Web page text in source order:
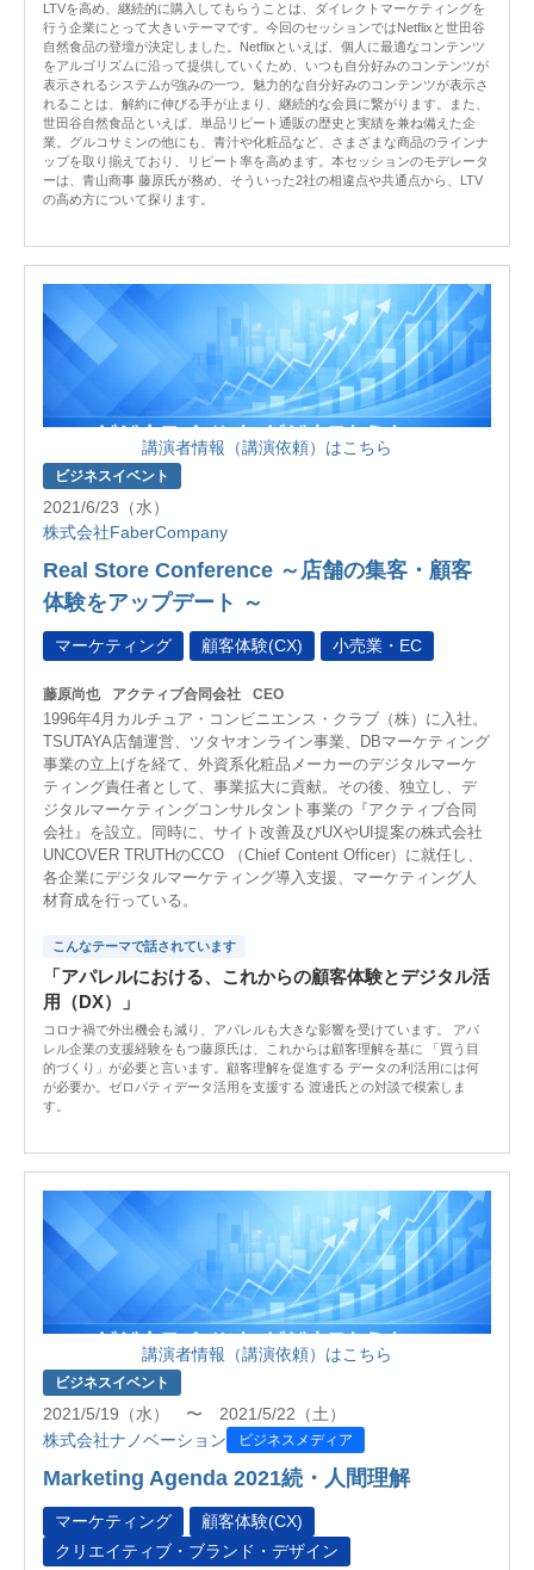
LTVを高め、継続的に購入してもらうことは、ダイレクトマーケティングを
行う企業にとって大きいテーマです。今回のセッションではNetflixと世田谷
自然食品の登壇が決定しました。Netflixといえば、個人に最適なコンテンツ
をアルゴリズムに沿って提供していくため、いつも自分好みのコンテンツが
表示されるシステムが強みの一つ。魅力的な自分好みのコンテンツが表示さ
れることは、解約に伸びる手が止まり、継続的な会員に繋がります。また、
世田谷自然食品といえば、単品リピート通販の歴史と実績を兼ね備えた企
業。グルコサミンの他にも、青汁や化粧品など、さまざまな商品のラインナ
ップを取り揃えており、リピート率を高めます。本セッションのモデレータ
ーは、青山商事 藤原氏が務め、そういった2社の相違点や共通点から、LTV
の高め方について探ります。
講演者情報（講演依頼）はこちら
ビジネスイベント
2021/6/23（水）
株式会社FaberCompany
Real Store Conference ～店舗の集客・顧客
体験をアップデート ～
マーケティング 顧客体験(CX) 小売業・EC
藤原尚也 アクティブ合同会社 CEO
1996年4月カルチュア・コンビニエンス・クラブ（株）に入社。
TSUTAYA店舗運営、ツタヤオンライン事業、DBマーケティング
事業の立上げを経て、外資系化粧品メーカーのデジタルマーケ
ティング責任者として、事業拡大に貢献。その後、独立し、デ
ジタルマーケティングコンサルタント事業の『アクティブ合同
会社』を設立。同時に、サイト改善及びUXやUI提案の株式会社
UNCOVER TRUTHのCCO （Chief Content Officer）に就任し、
各企業にデジタルマーケティング導入支援、マーケティング人
材育成を行っている。
こんなテーマで話されています
「アパレルにおける、これからの顧客体験とデジタル活
用（DX）」
コロナ禍で外出機会も減り、アパレルも大きな影響を受けています。 アパ
レル企業の支援経験をもつ藤原氏は、これからは顧客理解を基に 「買う目
的づくり」が必要と言います。顧客理解を促進する データの利活用には何
が必要か。ゼロパティデータ活用を支援する 渡邊氏との対談で模索しま
す。
講演者情報（講演依頼）はこちら
ビジネスイベント
2021/5/19（水） 〜 2021/5/22（土）
株式会社ナノベーション
ビジネスメディア
Marketing Agenda 2021続・人間理解
マーケティング
顧客体験(CX)
クリエイティブ・ブランド・デザイン